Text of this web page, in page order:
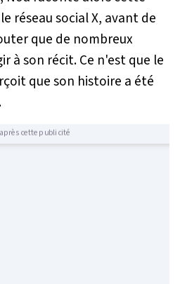
réseau social X, avant de
que de nombreux
à son récit. Ce n'est que le
que son histoire a été
cette publicité